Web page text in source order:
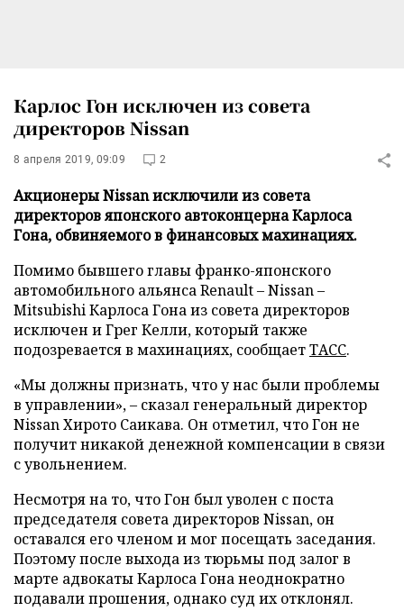
Карлос Гон исключен из совета
директоров Nissan
8 апреля 2019, 09:09 2
Акционеры Nissan исключили из совета
директоров японского автоконцерна Карлоса
Гона, обвиняемого в финансовых махинациях.
Помимо бывшего главы франко-японского
автомобильного альянса Renault – Nissan –
Mitsubishi Карлоса Гона из совета директоров
исключен и Грег Келли, который также
подозревается в махинациях, сообщаетТАСС.
«Мы должны признать, что у нас были проблемы
в управлении», – сказал генеральный директор
Nissan Хирото Саикава. Он отметил, что Гон не
получит никакой денежной компенсации в связи
с увольнением.
Несмотря на то, что Гон был уволен с поста
председателя совета директоров Nissan, он
оставался его членом и мог посещать заседания.
Поэтому после выхода из тюрьмы под залог в
марте адвокаты Карлоса Гона неоднократно
подавали прошения, однако суд их отклонял.